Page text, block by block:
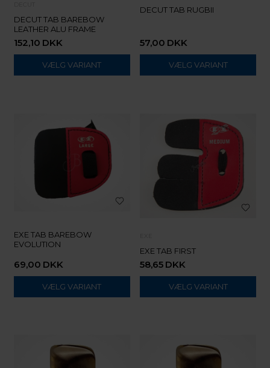
DECUT TAB BAREBOW
LEATHER ALU FRAME
152,10 DKK
VÆLG VARIANT
DECUT TAB RUGBII
57,00 DKK
VÆLG VARIANT
EXE TAB BAREBOW
EVOLUTION
69,00 DKK
VÆLG VARIANT
EXE TAB FIRST
58,65 DKK
VÆLG VARIANT